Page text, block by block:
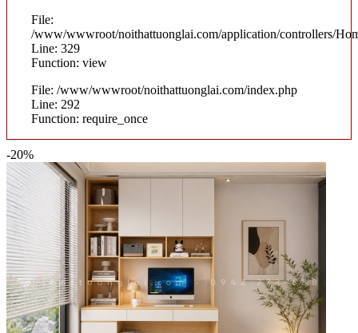
File:
/www/wwwroot/noithattuonglai.com/application/controllers/
Line: 329
Function: view
File: /www/wwwroot/noithattuonglai.com/index.php
Line: 292
Function: require_once
-20%